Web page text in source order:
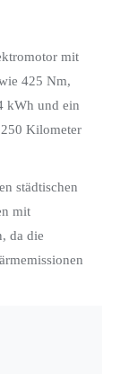
mit
425 Nm,
kWh und ein
Kilometer
städtischen
mit
da die